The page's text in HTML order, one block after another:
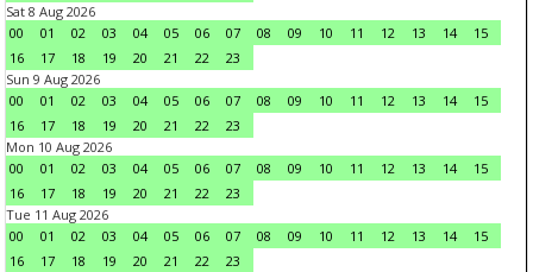
Sat 8 Aug 2026
00
01 02 03 04 05 06 07 08 09 10 11 12 13 14
15
16
17 18 19 20 21 22
23
Sun 9 Aug 2026
00
01 02 03 04 05 06 07 08 09 10 11 12 13 14
15
16
17 18 19 20 21 22
23
Mon 10 Aug 2026
00
01 02 03 04 05 06 07 08 09 10 11 12 13 14
15
16
17 18 19 20 21 22
23
Tue 11 Aug 2026
00
01 02 03 04 05 06 07 08 09 10 11 12 13 14
15
16
17 18 19 20 21 22
23